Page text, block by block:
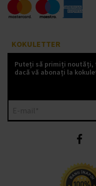
KOKULETTER
Puteți să primiți noutăți,
dacă vă abonați la